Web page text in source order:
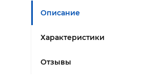
Описание
Характеристики
Отзывы